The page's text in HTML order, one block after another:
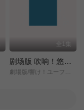
全1集
剧场版 吹响！悠风号～誓言的终章～